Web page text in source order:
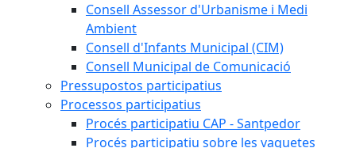
Consell Assessor d'Urbanisme i Medi
Ambient
Consell d'Infants Municipal (CIM)
Consell Municipal de Comunicació
Pressupostos participatius
Processos participatius
Procés participatiu CAP - Santpedor
Procés participatiu sobre les vaquetes